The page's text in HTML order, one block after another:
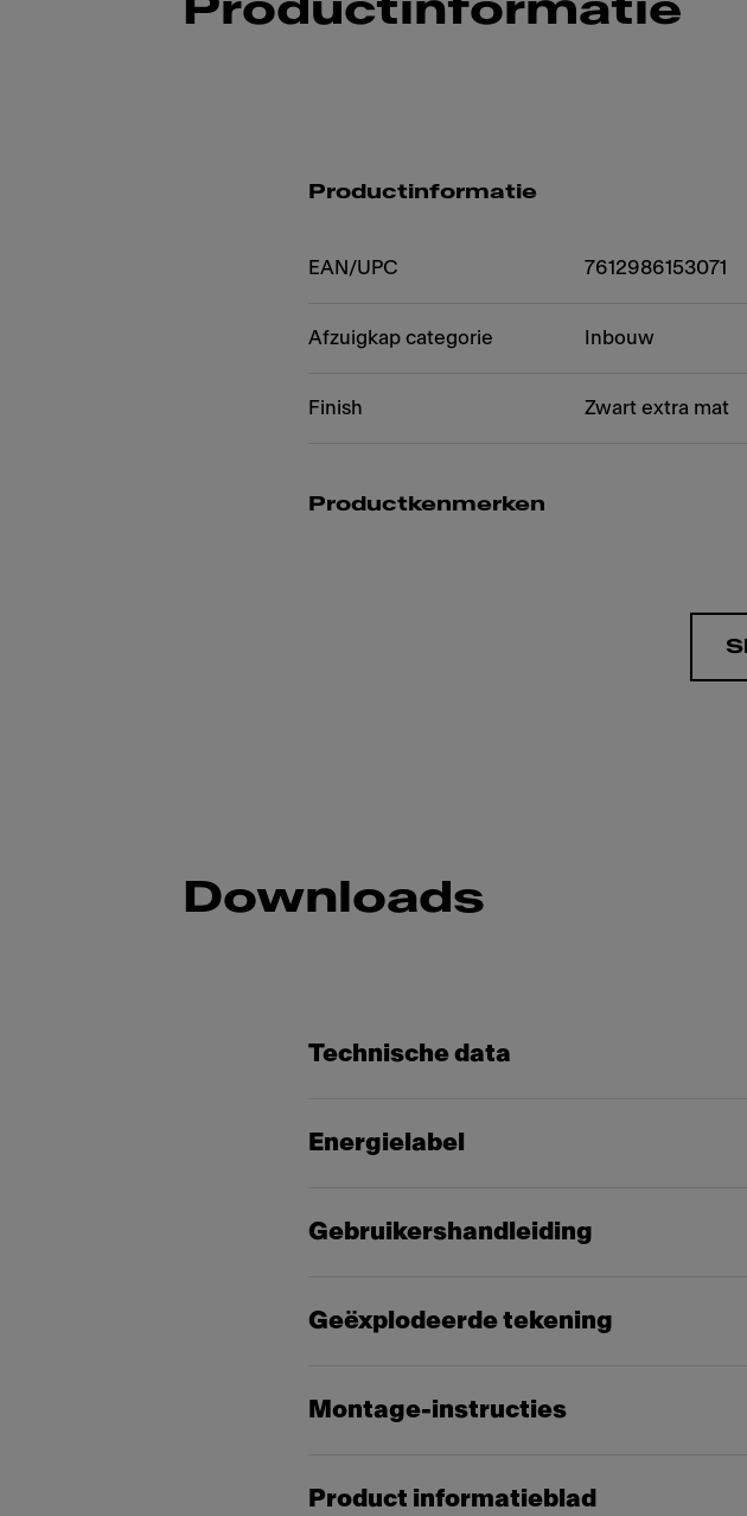
Productinformatie
Productinformatie
EAN/UPC 7612986153071
Afzuigkap categorie Inbouw
Finish Zwart extra mat
Productkenmerken
Downloads
Technische data
Energielabel
Gebruikershandleiding
Geëxplodeerde tekening
Montage-instructies
Product informatieblad